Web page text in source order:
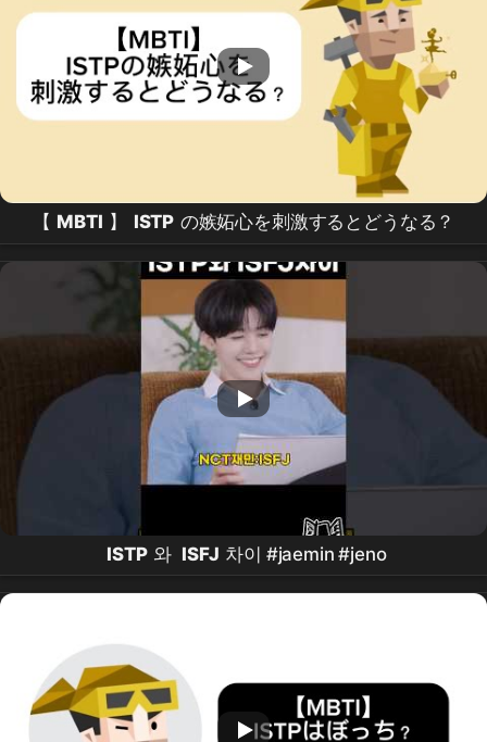
【 MBTI 】 ISTP の嫉妬心を刺激するとどうなる？
ISTP 와 ISFJ 차이 #jaemin #jeno